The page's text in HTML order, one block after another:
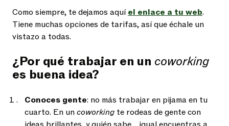
Como siempre, te dejamos aquíel enlace a tu web.
Tiene muchas opciones de tarifas, así que échale un
vistazo a todas.
¿Por qué trabajar en un coworking
es buena idea?
Conoces gente: no más trabajar en pijama en tu
cuarto. En uncoworking te rodeas de gente con